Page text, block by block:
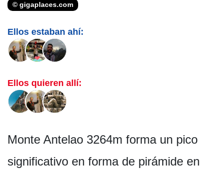
© gigaplaces.com
Ellos estaban ahí:
Ellos quieren allí:
Monte Antelao 3264m forma un pico
significativo en forma de pirámide en